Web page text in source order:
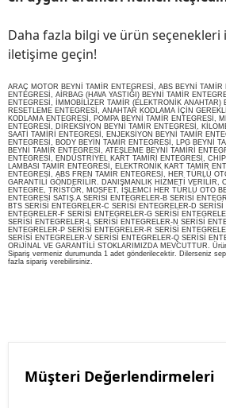
Daha fazla bilgi ve ürün
iletişime geçin!
ARAÇ MOTOR BEYNİ TAMİR ENTEGRESİ, ABS BEYNİ TAMİR
ENTEGRESİ, AİRBAG (HAVA YASTIĞI) BEYNİ TAMİR
ENTEGRESİ, İMMOBİLİZER TAMİR (ELEKTRONİK ANAHTAR)
RESETLEME ENTEGRESİ, ANAHTAR KODLAMA İÇİN
KODLAMA ENTEGRESİ, POMPA BEYNİ TAMİR ENTEGRESİ,
ENTEGRESİ, DİREKSİYON BEYNİ TAMİR ENTEGRESİ,
SAATİ TAMİRİ ENTEGRESİ, ENJEKSİYON BEYNİ TAMİR
ENTEGRESİ, BODY BEYİN TAMİR ENTEGRESİ, LPG BEYNİ
BEYNİ TAMİR ENTEGRESİ, ATEŞLEME BEYNİ TAMİRİ
ENTEGRESİ, ENDÜSTRİYEL KART TAMİRİ ENTEGRESİ,
LAMBASI TAMİR ENTEGRESİ, ELEKTRONİK KART TAMİR
ENTEGRESİ, ABS FREN TAMİR ENTEGRESİ, HER TÜRLÜ
GARANTİLİ GÖNDERİLİR. DANIŞMANLIK HİZMETİ VERİLİR,
ENTEGRE, TRİSTÖR, MOSFET, İŞLEMCİ HER TÜRLÜ OTO
ENTEGRESİ SATIŞ.A SERİSİ ENTEGRELER-B SERİSİ
BTS SERİSİ ENTEGRELER-C SERİSİ ENTEGRELER-D SERİSİ
ENTEGRELER-F SERİSİ ENTEGRELER-G SERİSİ
SERİSİ ENTEGRELER-L SERİSİ ENTEGRELER-N SERİSİ
ENTEGRELER-P SERİSİ ENTEGRELER-R SERİSİ
SERİSİ ENTEGRELER-V SERİSİ ENTEGRELER-Q SERİSİ
ORiJİNAL VE GARANTİLİ STOKLARIMIZDA MEVCUTTUR.
Sipariş vermeniz durumunda 1 adet gönderilecektir. Dilerseniz
fazla sipariş verebilirsiniz.
Müşteri Değerlendirmeleri